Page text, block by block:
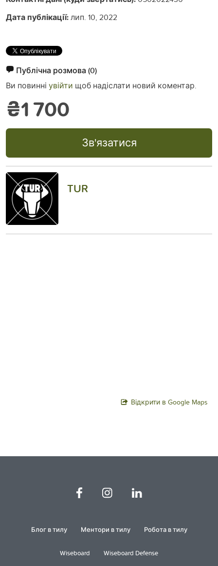
Дата публікації:лип. 10, 2022
Публічна розмова (0)
Ви повинні увійти щоб надіслати новий коментар.
₴1 700
Зв'язатися
TUR
Відкрити в Google Maps
Блог в тилу Ментори в тилу Робота в тилу
Wiseboard Wiseboard Defense